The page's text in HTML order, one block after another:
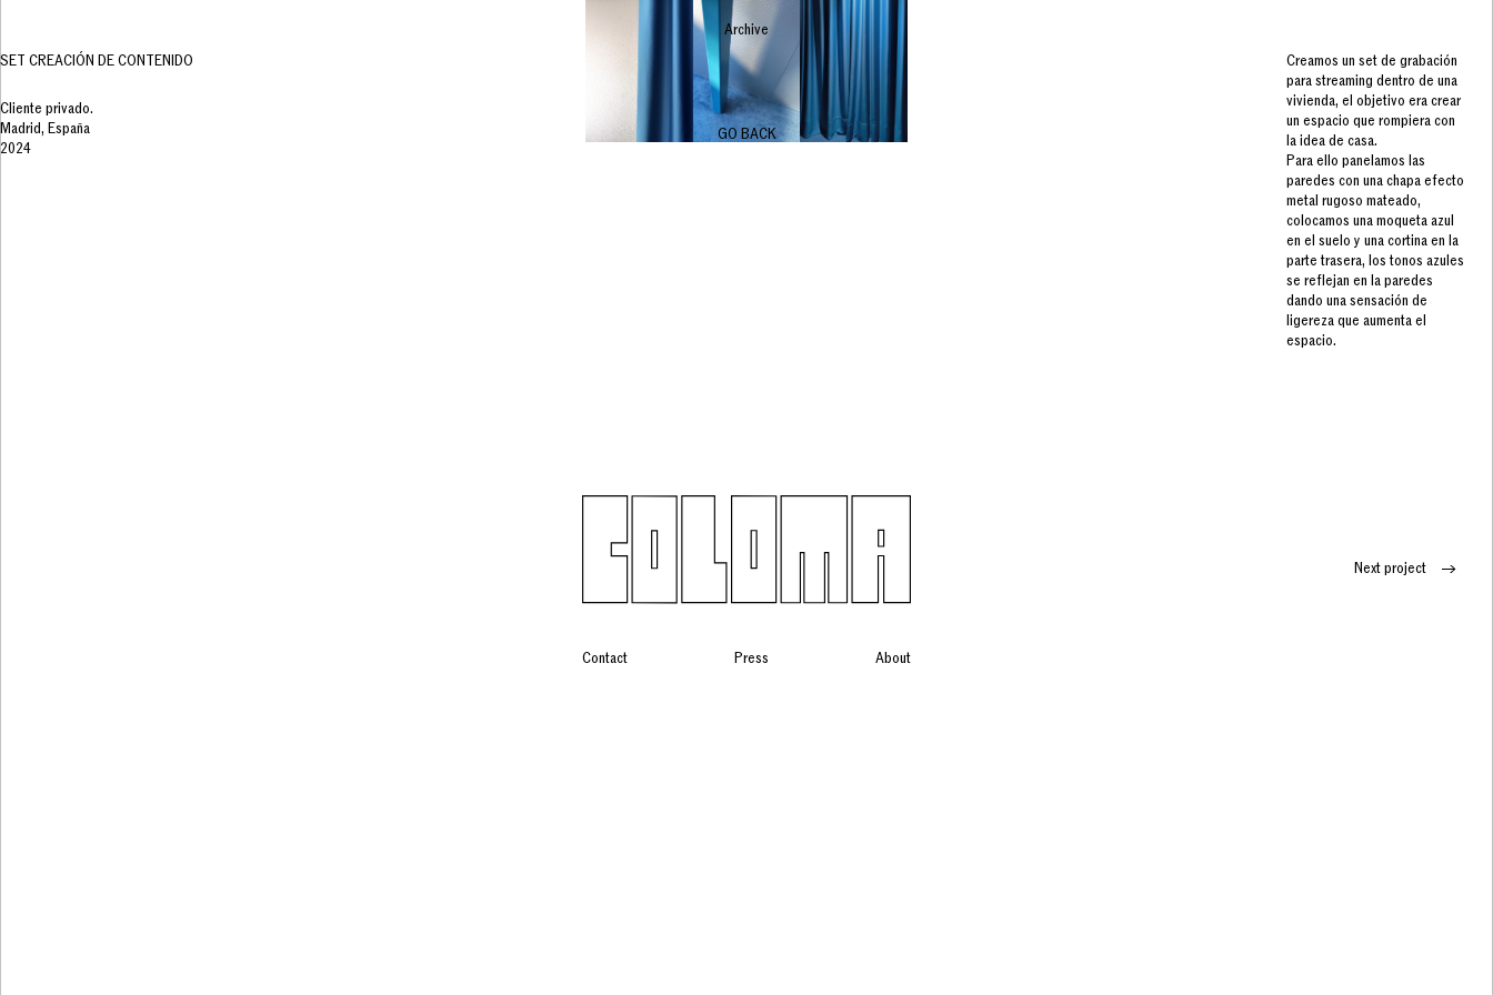
Archive
Contact Press About
SET CREACIÓN DE CONTENIDO
Cliente privado.
Madrid, España
2024
Creamos un set de grabación
para streaming dentro de una
vivienda, el objetivo era crear
un espacio que rompiera con
la idea de casa.
Para ello panelamos las
paredes con una chapa efecto
metal rugoso mateado,
colocamos una moqueta azul
en el suelo y una cortina en la
parte trasera, los tonos azules
se reflejan en la paredes
dando una sensación de
ligereza que aumenta el
espacio.
GO BACK
Next project